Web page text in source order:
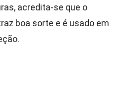
acredita-se que o
boa sorte e é usado em